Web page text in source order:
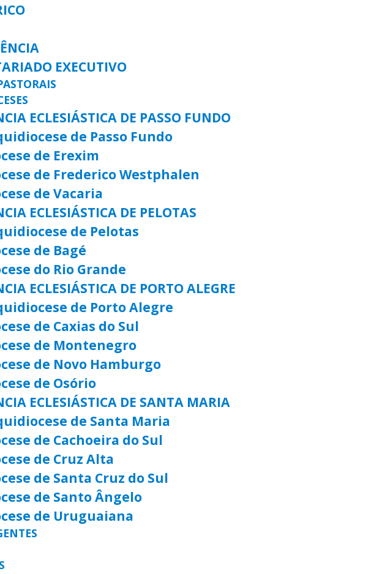
EXECUTIVO
ECLESIÁSTICA DE PASSO FUNDO
de Passo Fundo
de Erexim
de Frederico Westphalen
de Vacaria
ECLESIÁSTICA DE PELOTAS
de Pelotas
de Bagé
do Rio Grande
ECLESIÁSTICA DE PORTO ALEGRE
de Porto Alegre
de Caxias do Sul
de Montenegro
de Novo Hamburgo
de Osório
ECLESIÁSTICA DE SANTA MARIA
de Santa Maria
de Cachoeira do Sul
de Cruz Alta
de Santa Cruz do Sul
de Santo Ângelo
de Uruguaiana